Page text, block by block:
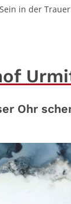
in der
Ohr